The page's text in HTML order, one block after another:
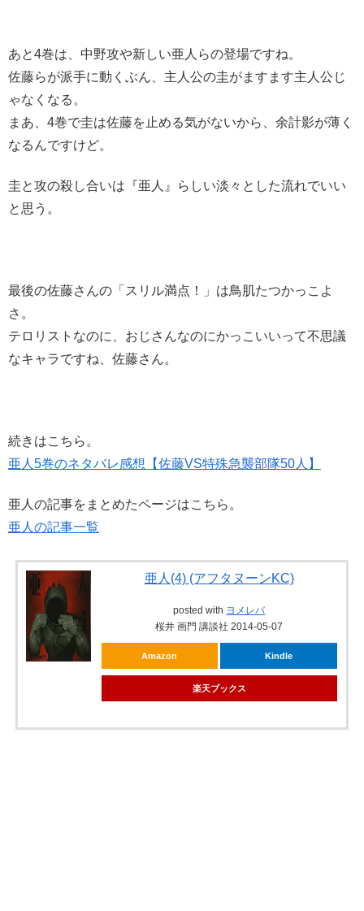
あと4巻は、中野攻や新しい亜人らの登場ですね。
佐藤らが派手に動くぶん、主人公の圭がますます主人公じ
ゃなくなる。
まあ、4巻で圭は佐藤を止める気がないから、余計影が薄く
なるんですけど。
圭と攻の殺し合いは『亜人』らしい淡々とした流れでいい
と思う。
最後の佐藤さんの「スリル満点！」は鳥肌たつかっこよ
さ。
テロリストなのに、おじさんなのにかっこいいって不思議
なキャラですね、佐藤さん。
続きはこちら。
亜人5巻のネタバレ感想【佐藤VS特殊急襲部隊50人】
亜人の記事をまとめたページはこちら。
亜人の記事一覧
亜人(4) (アフタヌーンKC)
posted with ヨメレバ
桜井 画門 講談社 2014-05-07
Amazon Kindle
楽天ブックス